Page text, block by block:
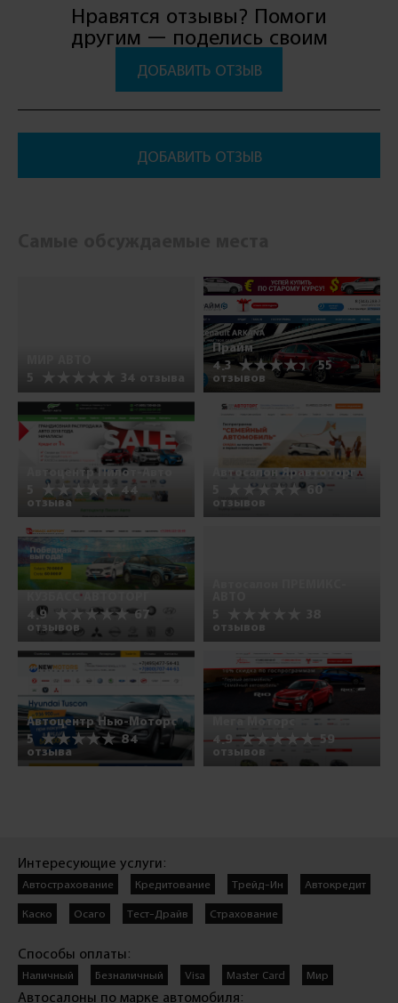
Нравятся отзывы? Помоги
другим — поделись своим
ДОБАВИТЬ ОТЗЫВ
ДОБАВИТЬ ОТЗЫВ
5
34 отзыва
Прайм
4.3
55
отзывов
Автоцентр Пилот-Авто
44
отзыва
Автосалон Яравтоторг
60
отзывов
КУЗБАСС АВТОТОРГ
4.9
67
отзывов отзывов
Автоцентр Нью-Моторс
5
84
отзыва
Мега Моторс
4.9
59
отзывов
Интересующие услуги:
Автострахование Кредитование Трейд-Ин Автокредит
Каско Осаго Тест-Драйв Страхование
Способы оплаты:
Наличный Безналичный Visa Master Card Мир
Автосалоны по марке автомобиля: